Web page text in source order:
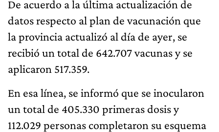
De acuerdo a la última actualización de
datos respecto al plan de vacunación que
la provincia actualizó al día de ayer, se
recibió un total de 642.707 vacunas y se
aplicaron 517.359.
En esa línea, se informó que se inocularon
un total de 405.330 primeras dosis y
112.029 personas completaron su esquema